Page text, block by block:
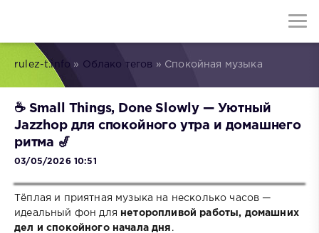
rulez-t.info » Облако тегов » Спокойная музыка
☕ Small Things, Done Slowly — Уютный
Jazzhop для спокойного утра и домашнего
ритма 🎷
03/05/2026 10:51
Тёплая и приятная музыка на несколько часов —
идеальный фон для неторопливой работы, домашних
дел и спокойного начала дня .